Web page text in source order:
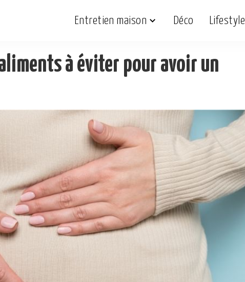
Entretien maison Déco Lifestyle
à éviter pour avoir un